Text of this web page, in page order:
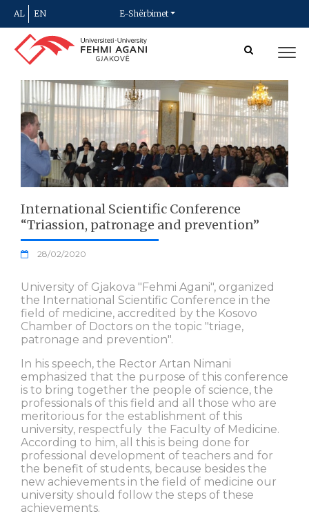
AL EN E-Shërbimet
International Scientific Conference
“Triassion, patronage and prevention”
28/02/2020
University of Gjakova "Fehmi Agani", organized
the International Scientific Conference in the
field of medicine, accredited by the Kosovo
Chamber of Doctors on the topic "triage,
patronage and prevention".
In his speech, the Rector Artan Nimani
emphasized that the purpose of this conference
is to bring together the people of science, the
professionals of this field and all those who are
meritorious for the establishment of this
university, respectfuly the Faculty of Medicine.
According to him, all this is being done for
professional development of teachers and for
the benefit of students, because besides the
new achievements in the field of medicine our
university should follow the steps of these
achievements.